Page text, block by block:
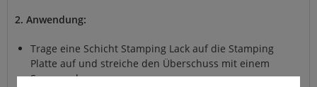
2. Anwendung:
Trage eine Schicht Stamping Lack auf die Stamping
Platte auf und streiche den Überschuss mit einem
Scraper ab.